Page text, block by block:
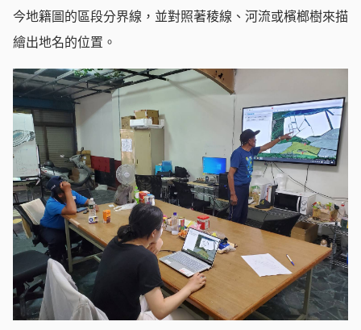
今地籍圖的區段分界線，並對照著稜線、河流或檳榔樹來描
繪出地名的位置。